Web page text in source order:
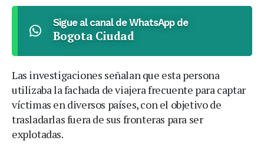
Sigue al canal de WhatsApp de
Bogota Ciudad
Las investigaciones señalan que esta persona
utilizaba la fachada de viajera frecuente para captar
víctimas en diversos países, con el objetivo de
trasladarlas fuera de sus fronteras para ser
explotadas.